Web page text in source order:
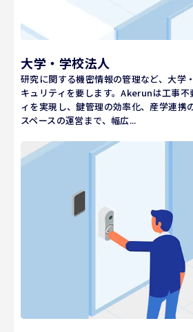
大学・学校法人
研究に関する機密情報の管理など、大学
キュリティを要します。Akerunは工事
ィを実現し、鍵管理の効率化、産学連携
スペースの運営まで、幅広...